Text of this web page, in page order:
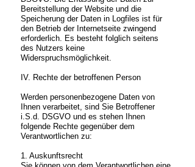
Bereitstellung der Website und die
Speicherung der Daten in Logfiles ist für
den Betrieb der Internetseite zwingend
erforderlich. Es besteht folglich seitens
des Nutzers keine
Widerspruchsmöglichkeit.
IV. Rechte der betroffenen Person
Werden personenbezogene Daten von
Ihnen verarbeitet, sind Sie Betroffener
i.S.d. DSGVO und es stehen Ihnen
folgende Rechte gegenüber dem
Verantwortlichen zu:
1. Auskunftsrecht